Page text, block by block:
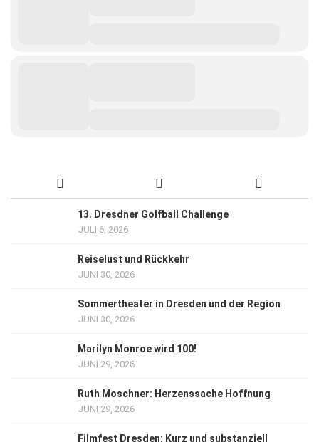
13. Dresdner Golfball Challenge
JULI 6, 2026
Reiselust und Rückkehr
JUNI 30, 2026
Sommertheater in Dresden und der Region
JUNI 30, 2026
Marilyn Monroe wird 100!
JUNI 29, 2026
Ruth Moschner: Herzenssache Hoffnung
JUNI 29, 2026
Filmfest Dresden: Kurz und substanziell